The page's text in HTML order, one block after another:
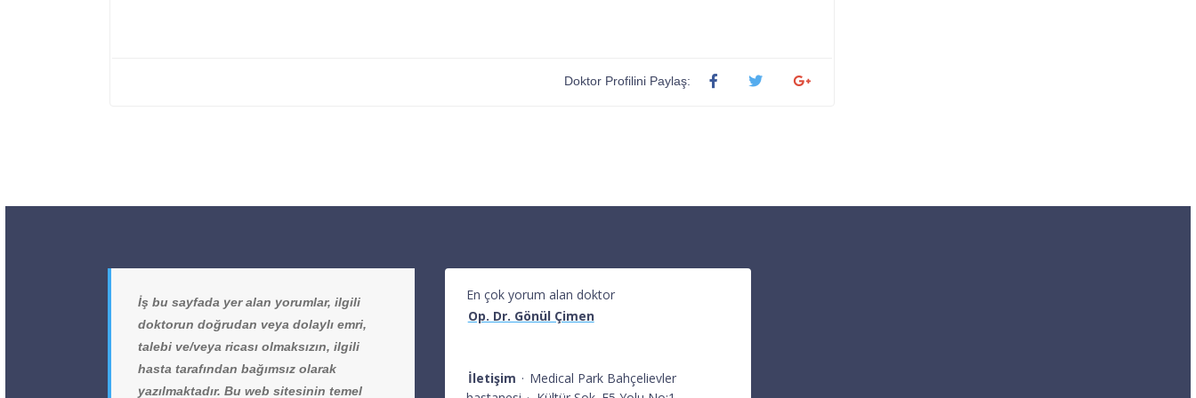
Doktor Profilini Paylaş:
İş bu sayfada yer alan yorumlar, ilgili
doktorun doğrudan veya dolaylı emri,
talebi ve/veya ricası olmaksızın, ilgili
hasta tarafından bağımsız olarak
yazılmaktadır. Bu web sitesinin temel
En çok yorum alan doktor
Op. Dr. Gönül Çimen
İletişim · Medical Park Bahçelievler